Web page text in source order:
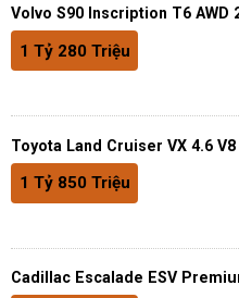
Volvo S90 Inscription T6 AWD
1 Tỷ 280 Triệu
Toyota Land Cruiser VX 4.6 V8
1 Tỷ 850 Triệu
Cadillac Escalade ESV